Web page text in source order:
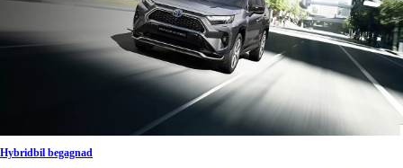
Hybridbil begagnad